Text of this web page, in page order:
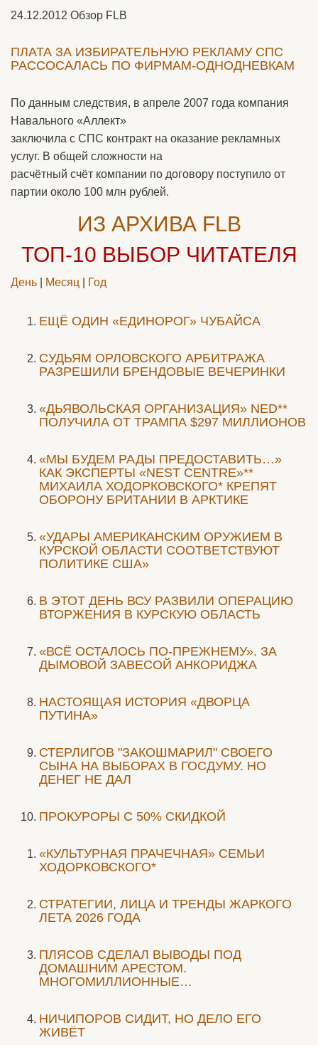
24.12.2012 Обзор FLB
ПЛАТА ЗА ИЗБИРАТЕЛЬНУЮ РЕКЛАМУ СПС
РАССОСАЛАСЬ ПО ФИРМАМ-ОДНОДНЕВКАМ
По данным следствия, в апреле 2007 года компания
Навального «Аллект»
заключила с СПС контракт на оказание рекламных
услуг. В общей сложности на
расчётный счёт компании по договору поступило от
партии около 100 млн рублей.
ИЗ АРХИВА FLB
ТОП-10 ВЫБОР ЧИТАТЕЛЯ
День Месяц Год
ЕЩЁ ОДИН «ЕДИНОРОГ» ЧУБАЙСА
CУДЬЯМ ОРЛОВСКОГО АРБИТРАЖА
РАЗРЕШИЛИ БРЕНДОВЫЕ ВЕЧЕРИНКИ
«ДЬЯВОЛЬСКАЯ ОРГАНИЗАЦИЯ» NED**
ПОЛУЧИЛА ОТ ТРАМПА $297 МИЛЛИОНОВ
«МЫ БУДЕМ РАДЫ ПРЕДОСТАВИТЬ…»
КАК ЭКСПЕРТЫ «NEST CENTRE»**
МИХАИЛА ХОДОРКОВСКОГО* КРЕПЯТ
ОБОРОНУ БРИТАНИИ В АРКТИКЕ
«УДАРЫ АМЕРИКАНСКИМ ОРУЖИЕМ В
КУРСКОЙ ОБЛАСТИ СООТВЕТСТВУЮТ
ПОЛИТИКЕ США»
В ЭТОТ ДЕНЬ ВСУ РАЗВИЛИ ОПЕРАЦИЮ
ВТОРЖЕНИЯ В КУРСКУЮ ОБЛАСТЬ
«ВСЁ ОСТАЛОСЬ ПО-ПРЕЖНЕМУ». ЗА
ДЫМОВОЙ ЗАВЕСОЙ АНКОРИДЖА
НАСТОЯЩАЯ ИСТОРИЯ «ДВОРЦА
ПУТИНА»
СТЕРЛИГОВ "ЗАКОШМАРИЛ" СВОЕГО
СЫНА НА ВЫБОРАХ В ГОСДУМУ. НО
ДЕНЕГ НЕ ДАЛ
ПРОКУРОРЫ С 50% СКИДКОЙ
«КУЛЬТУРНАЯ ПРАЧЕЧНАЯ» СЕМЬИ
ХОДОРКОВСКОГО*
СТРАТЕГИИ, ЛИЦА И ТРЕНДЫ ЖАРКОГО
ЛЕТА 2026 ГОДА
ПЛЯСОВ СДЕЛАЛ ВЫВОДЫ ПОД
ДОМАШНИМ АРЕСТОМ.
МНОГОМИЛЛИОННЫЕ…
НИЧИПОРОВ СИДИТ, НО ДЕЛО ЕГО
ЖИВЁТ